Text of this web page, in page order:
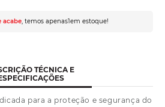
acabe, temos apenas1em estoque!
TÉCNICA E
para a proteção e segurança do